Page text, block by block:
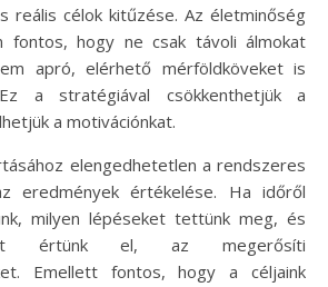
reális célok kitűzése. Az életminőség
fontos, hogy ne csak távoli álmokat
apró, elérhető mérföldköveket is
Ez a stratégiával csökkenthetjük a
a motivációnkat.
elengedhetetlen a rendszeres
eredmények értékelése. Ha időről
milyen lépéseket tettünk meg, és
értünk el, az megerősíti
Emellett fontos, hogy a céljaink